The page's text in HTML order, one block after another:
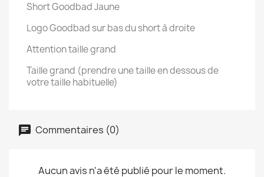
Short Goodbad Jaune
Logo Goodbad sur bas du short à droite
Attention taille grand
Taille grand (prendre une taille en dessous de
votre taille habituelle)
Commentaires (0)
Aucun avis n'a été publié pour le moment.